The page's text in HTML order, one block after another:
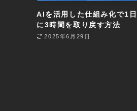
AIを活用した仕組み化で1日
に3時間を取り戻す方法
2025年6月29日